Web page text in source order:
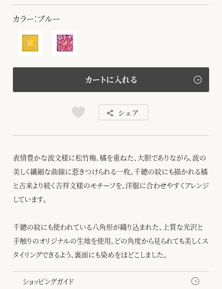
カラー：ブルー
カートに入れる
シェア
表情豊かな波文様に松竹梅、橘を重ねた、大胆でありながら、波の
美しく繊細な曲線に惹きつけられる一枚。千總の紋にも描かれる橘
と古来より続く吉祥文様のモチーフを、洋服に合わせやすくアレンジ
しています。
千總の紋にも使われている八角形が織り込まれた、上質な光沢と
手触りのオリジナルの生地を使用。どの角度から見られても美しくス
タイリングできるよう、裏面にも染めをほどこしました。
ショッピングガイド